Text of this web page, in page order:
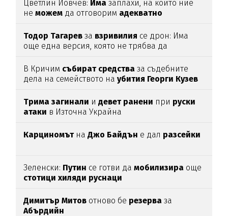
Цветлин Йовчев: Има заплахи, на които ние
неможем да отговорим адекватно
Тодор Тагарев за взривилия се дрон: Има
още една версия, която не трябва да
В Кричим събират средства за съдебните
дела на семейството наубития Георги Кузев
Трима загинали идевет ранени при руски
атаки в Източна Украйна
КарциномътнаДжо Байдън е дал разсейки
Зеленски: Путин се готви дамобилизира още
стотици хиляди руснаци
Димитър Митов отново бе резерва за
Абърдийн